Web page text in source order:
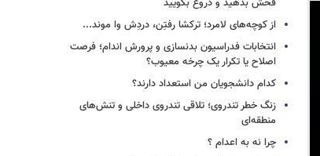
فحش بدهید و دروغ بگویید
از کوچه‌های لامرد؛ ترکشا رفتِن، دردِش وا موند...
انتخابات فدراسیون بدنسازی و پرورش اندام؛ فرصت
اصلاح یا تکرار یک چرخه معیوب؟
کدام دانشجویان من استعداد دارند؟
زنگ خطر تندروی؛ تلاقی تندروی داخلی و تنش‌های
منطقه‌ای
چرا نه به اعدام ؟